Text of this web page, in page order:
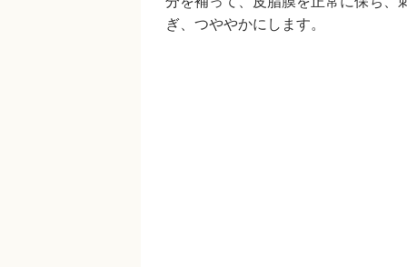
ぎ、つややかにします。